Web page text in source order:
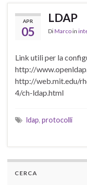
APR
05
LDAP
DiMarcoin
Link utili per la
http://
http://web.mit.edu/
4/ch-ldap.html
ldap, protocolli
CERCA